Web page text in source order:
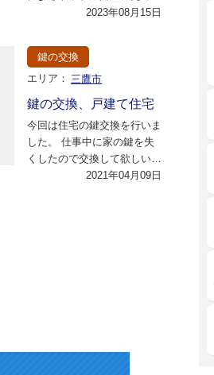
に、鍵の交換を依頼されまし
2023年08月15日
鍵の交換
エリア： 三鷹市
鍵の交換、戸建て住宅
今回は住宅の鍵交換を行いま
した。 仕事中に家の鍵を失
くしたので交換して欲しいと
いうご依頼でした。 拝見さ
2021年04月09日